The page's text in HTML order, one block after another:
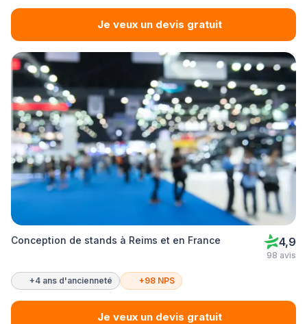
Je veux un devis gratuit
Conception de stands à Reims et en France 4,9
98 avis
+4 ans d'ancienneté +98 NPS
Je veux un devis gratuit